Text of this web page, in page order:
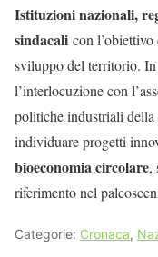
Istituzioni nazionali,
sindacali con
sviluppo del territorio. In
l’interlocuzione con
politiche industriali
individuare progetti
bioeconomia circolare,
riferimento nel
Categorie: Cronaca,